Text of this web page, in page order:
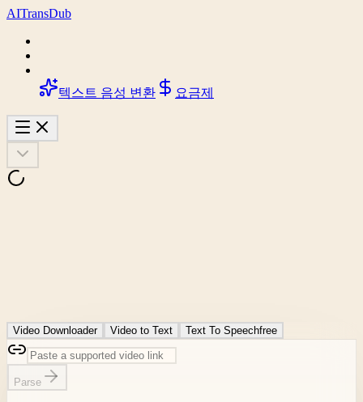
AITransDub
텍스트 음성 변환 요금제
Video Downloader Video to Text Text To Speechfree
Parse